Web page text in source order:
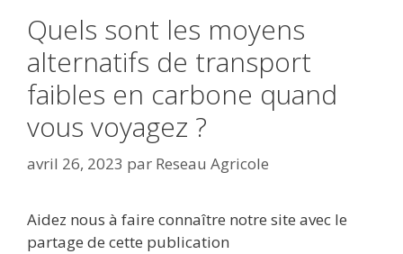
Quels sont les moyens
alternatifs de transport
faibles en carbone quand
vous voyagez ?
avril 26, 2023 par Reseau Agricole
Aidez nous à faire connaître notre site avec le
partage de cette publication